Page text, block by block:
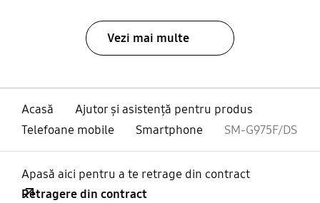
Vezi mai multe
Acasă
Ajutor și asistență pentru produs
Telefoane mobile
Smartphone SM-G975F/DS
Apasă aici pentru a te retrage din contract
Retragere din contract